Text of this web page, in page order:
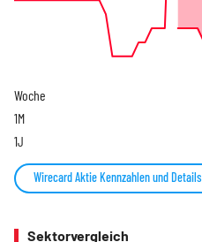
Woche
1M
1J
Wirecard Aktie Kennzahlen und Details
Sektorvergleich